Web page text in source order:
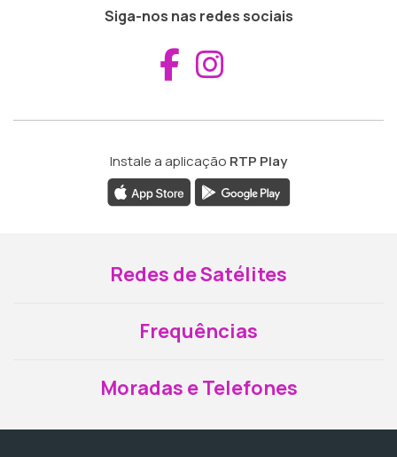
Siga-nos nas redes sociais
Aceder ao
Instale a aplicação RTP Play
Redes de Satélites
Frequências
Moradas e Telefones